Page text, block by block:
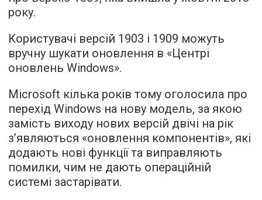
року.
Користувачі версій 1903 і 1909 можуть
вручну шукати оновлення в «Центрі
оновлень Windows».
Microsoft кілька років тому оголосила про
перехід Windows на нову модель, за якою
замість виходу нових версій двічі на рік
з’являються «оновлення компонентів», які
додають нові функції та виправляють
помилки, чим не дають операційній
системі застарівати.